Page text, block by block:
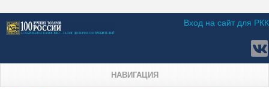
Вход на сайт для РКК
НАВИГАЦИЯ